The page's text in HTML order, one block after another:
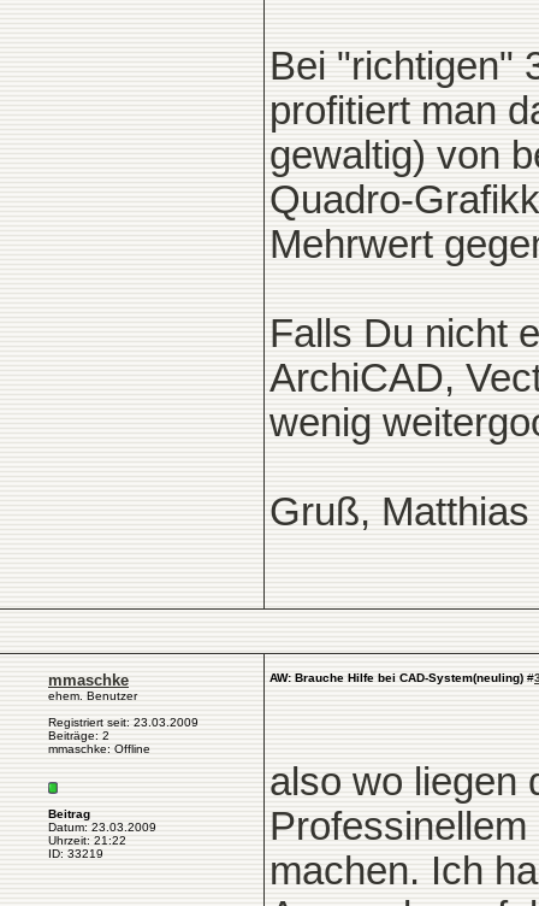
Bei "richtigen"
profitiert man
gewaltig) von
Quadro-
Mehrwert
Falls Du nicht
ArchiCAD,
wenig
Gruß, Matthias
mmaschke
ehem. Benutzer
Registriert seit: 23.03.2009
Beiträge: 2
mmaschke: Offline
Beitrag
Datum: 23.03.2009
Uhrzeit: 21:22
ID: 33219
AW: Brauche Hilfe bei CAD-System(neuling) #
also wo liegen
machen. Ich